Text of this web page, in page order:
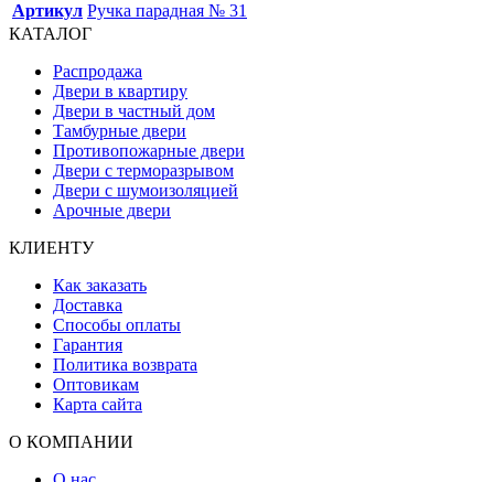
Артикул Ручка парадная № 31
КАТАЛОГ
Распродажа
Двери в квартиру
Двери в частный дом
Тамбурные двери
Противопожарные двери
Двери с терморазрывом
Двери с шумоизоляцией
Арочные двери
КЛИЕНТУ
Как заказать
Доставка
Способы оплаты
Гарантия
Политика возврата
Оптовикам
Карта сайта
О КОМПАНИИ